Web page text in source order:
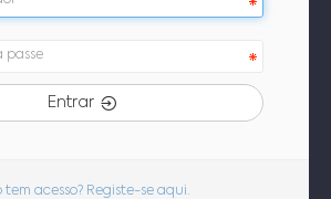
Entrar
tem acesso? Registe-se aqui.